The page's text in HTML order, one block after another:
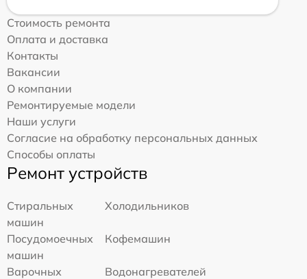
Стоимость ремонта
Оплата и доставка
Контакты
Вакансии
О компании
Ремонтируемые модели
Наши услуги
Согласие на обработку персональных данных
Способы оплаты
Ремонт устройств
Стиральных
машин
Холодильников
Посудомоечных
машин
Кофемашин
Варочных
Водонагревателей